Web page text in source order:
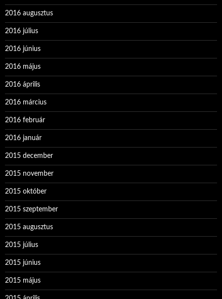
2016 augusztus
2016 július
2016 június
2016 május
2016 április
2016 március
2016 február
2016 január
2015 december
2015 november
2015 október
2015 szeptember
2015 augusztus
2015 július
2015 június
2015 május